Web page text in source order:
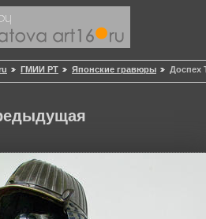
ГМИИ РТ Японские гравюры Доспех